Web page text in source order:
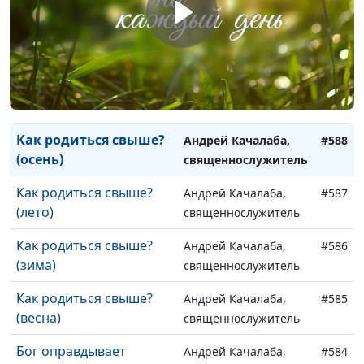
Принуждение к
прощению (зима)
Андрей Качалаба,
священнослужитель
#590
Принуждение к
прощению (весна)
Андрей Качалаба,
священнослужитель
#589
Как родиться свыше?
(осень)
Андрей Качалаба,
священнослужитель
#588
Как родиться свыше?
(лето)
Андрей Качалаба,
священнослужитель
#587
Как родиться свыше?
(зима)
Андрей Качалаба,
священнослужитель
#586
Как родиться свыше?
(весна)
Андрей Качалаба,
священнослужитель
#585
Бог оправдывает
Андрей Качалаба,
#584